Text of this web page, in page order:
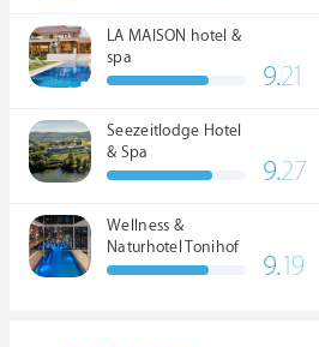
LA MAISON hotel &
spa
9.21
Seezeitlodge Hotel
& Spa
9.27
Wellness &
Naturhotel Tonihof
****S
9.19